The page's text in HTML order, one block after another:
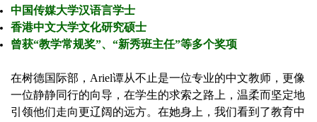
中国传媒大学汉语言学士
香港中文大学文化研究硕士
曾获“教学常规奖”、“新秀班主任”等多个奖项
在树德国际部，Ariel谭从不止是一位专业的中文教师，更像
一位静静同行的向导，在学生的求索之路上，温柔而坚定地
引领他们走向更辽阔的远方。在她身上，我们看到了教育中